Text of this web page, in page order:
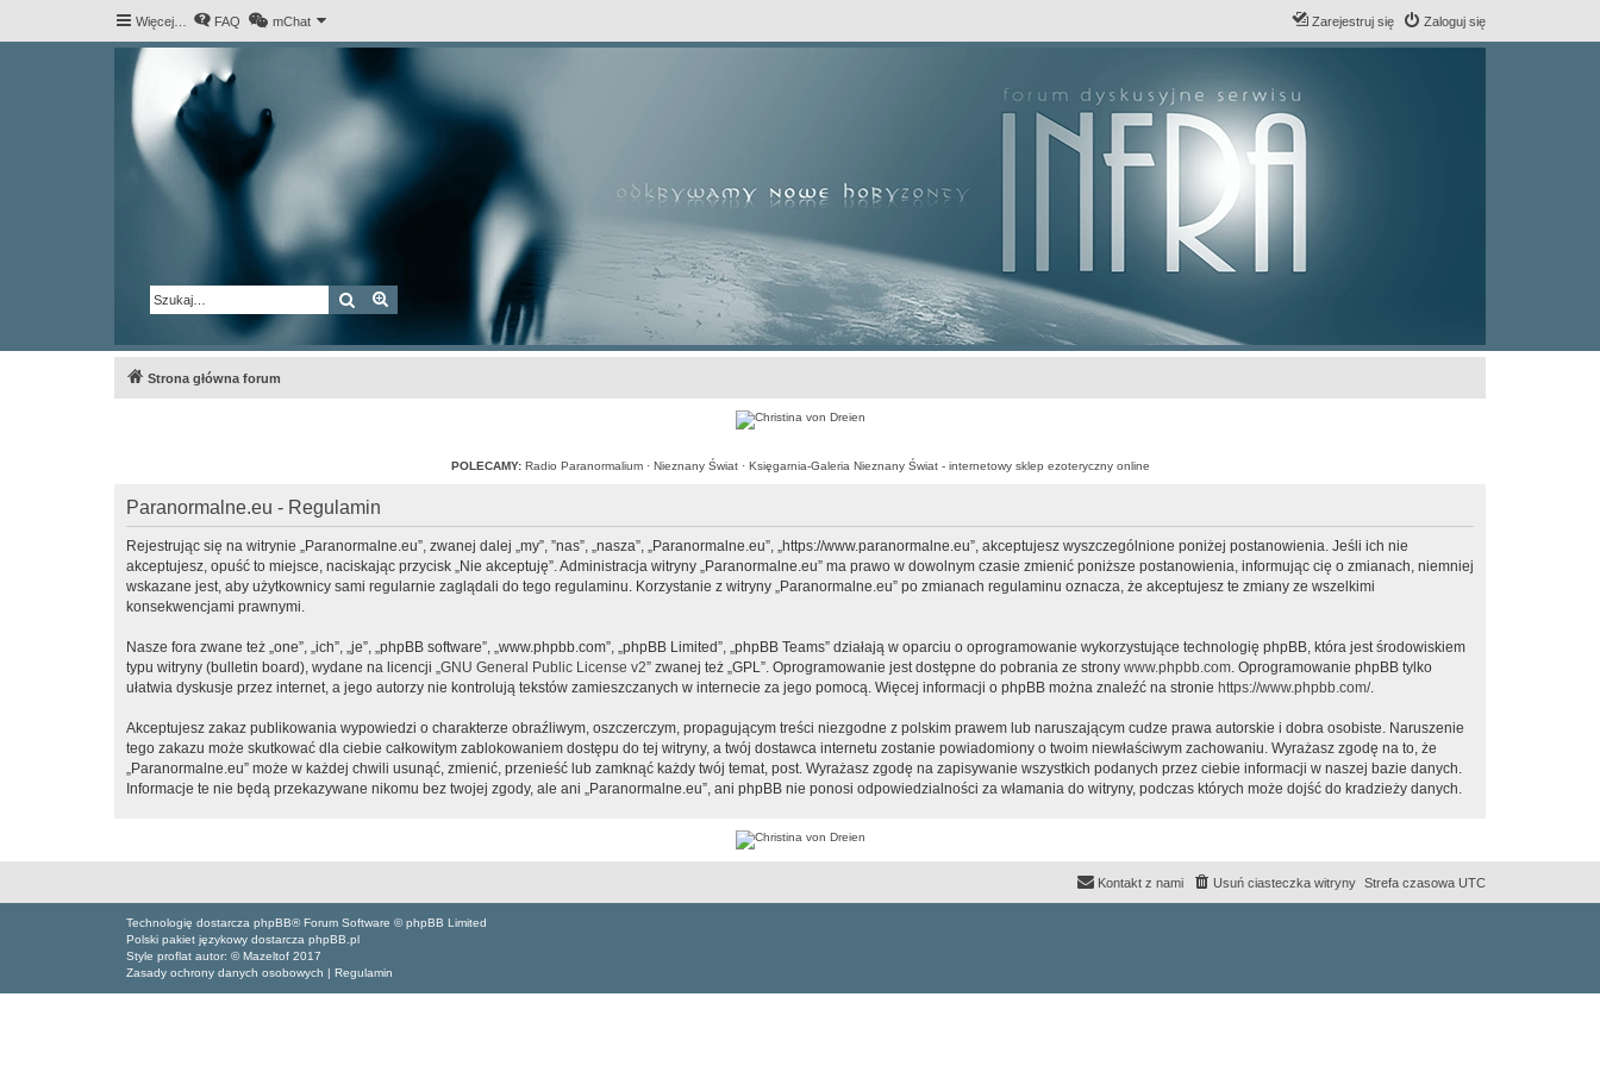
Więcej… FAQ mChat Zaloguj się
Zarejestruj się
Szukaj Wyszukiwanie zaawansowane
Strona główna forum
POLECAMY: Radio Paranormalium· Nieznany Świat· Księgarnia-Galeria Nieznany Świat - internetowy sklep ezoteryczny online
Paranormalne.eu - Regulamin
Rejestrując się na witrynie „Paranormalne.eu”, zwanej dalej „my”, ”nas”, „nasza”, „Paranormalne.eu”, „https://www.paranormalne.eu”, akceptujesz wyszczególnione poniżej postanowienia. Jeśli ich nie
akceptujesz, opuść to miejsce, naciskając przycisk „Nie akceptuję”. Administracja witryny „Paranormalne.eu” ma prawo w dowolnym czasie zmienić poniższe postanowienia, informując cię o zmianach, niemniej
wskazane jest, aby użytkownicy sami regularnie zaglądali do tego regulaminu. Korzystanie z witryny „Paranormalne.eu” po zmianach regulaminu oznacza, że akceptujesz te zmiany ze wszelkimi
konsekwencjami prawnymi.
Nasze fora zwane też „one”, „ich”, „je”, „phpBB software”, „www.phpbb.com”, „phpBB Limited”, „phpBB Teams” działają w oparciu o oprogramowanie wykorzystujące technologię phpBB, która jest środowiskiem
typu witryny (bulletin board), wydane na licencji „GNU General Public License v2” zwanej też „GPL”. Oprogramowanie jest dostępne do pobrania ze strony www.phpbb.com. Oprogramowanie phpBB tylko
ułatwia dyskusje przez internet, a jego autorzy nie kontrolują tekstów zamieszczanych w internecie za jego pomocą. Więcej informacji o phpBB można znaleźć na stronie https://www.phpbb.com/.
Akceptujesz zakaz publikowania wypowiedzi o charakterze obraźliwym, oszczerczym, propagującym treści niezgodne z polskim prawem lub naruszającym cudze prawa autorskie i dobra osobiste. Naruszenie
tego zakazu może skutkować dla ciebie całkowitym zablokowaniem dostępu do tej witryny, a twój dostawca internetu zostanie powiadomiony o twoim niewłaściwym zachowaniu. Wyrażasz zgodę na to, że
„Paranormalne.eu” może w każdej chwili usunąć, zmienić, przenieść lub zamknąć każdy twój temat, post. Wyrażasz zgodę na zapisywanie wszystkich podanych przez ciebie informacji w naszej bazie danych.
Informacje te nie będą przekazywane nikomu bez twojej zgody, ale ani „Paranormalne.eu”, ani phpBB nie ponosi odpowiedzialności za włamania do witryny, podczas których może dojść do kradzieży danych.
Strefa czasowa UTC
Usuń ciasteczka witryny
Kontakt z nami
Technologię dostarcza phpBB® Forum Software © phpBB Limited
Polski pakiet językowy dostarcza phpBB.pl
Style proflat autor: ©Mazeltof 2017
Zasady ochrony danych osobowych | Regulamin